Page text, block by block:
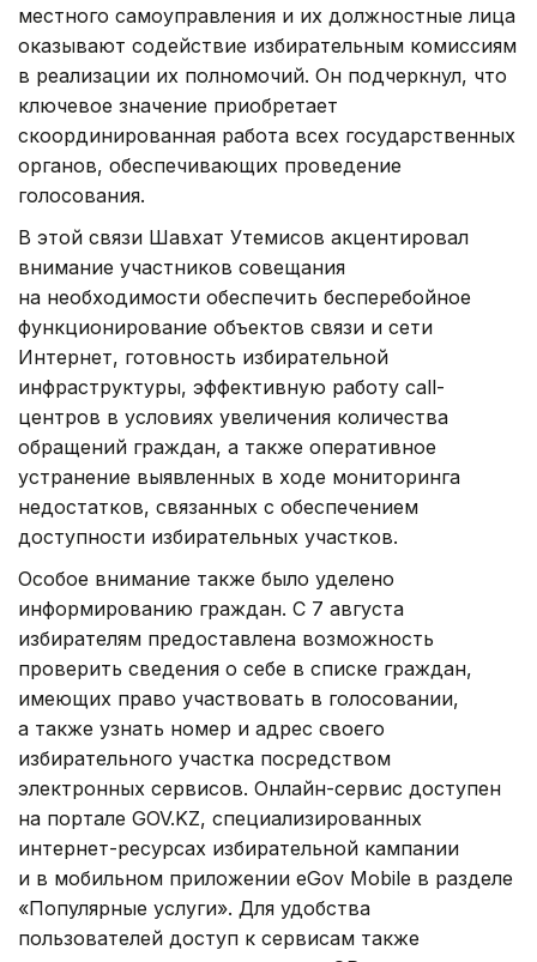
местного самоуправления и их должностные лица
оказывают содействие избирательным комиссиям
в реализации их полномочий. Он подчеркнул, что
ключевое значение приобретает
скоординированная работа всех государственных
органов, обеспечивающих проведение
голосования.
В этой связи Шавхат Утемисов акцентировал
внимание участников совещания
на необходимости обеспечить бесперебойное
функционирование объектов связи и сети
Интернет, готовность избирательной
инфраструктуры, эффективную работу call-
центров в условиях увеличения количества
обращений граждан, а также оперативное
устранение выявленных в ходе мониторинга
недостатков, связанных с обеспечением
доступности избирательных участков.
Особое внимание также было уделено
информированию граждан. С 7 августа
избирателям предоставлена возможность
проверить сведения о себе в списке граждан,
имеющих право участвовать в голосовании,
а также узнать номер и адрес своего
избирательного участка посредством
электронных сервисов. Онлайн-сервис доступен
на портале GOV.KZ, специализированных
интернет-ресурсах избирательной кампании
и в мобильном приложении eGov Mobile в разделе
«Популярные услуги». Для удобства
пользователей доступ к сервисам также